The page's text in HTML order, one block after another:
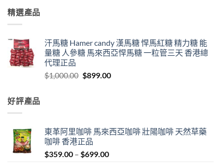
精選產品
汗馬糖 Hamer candy 漢馬糖 悍馬紅糖 精力糖 能
量糖 人參糖 馬來西亞悍馬糖 一粒管三天 香港總
代理正品
$1,000.00 Original
$899.00Current
好評產品
東革阿里咖啡 馬來西亞咖啡 壯陽咖啡 天然草藥
咖啡 香港正品
$359.00 – $699.00Price